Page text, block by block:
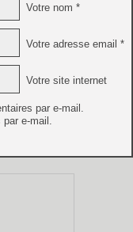
Votre nom *
Votre adresse email *
Votre site internet
par e-mail.
par e-mail.